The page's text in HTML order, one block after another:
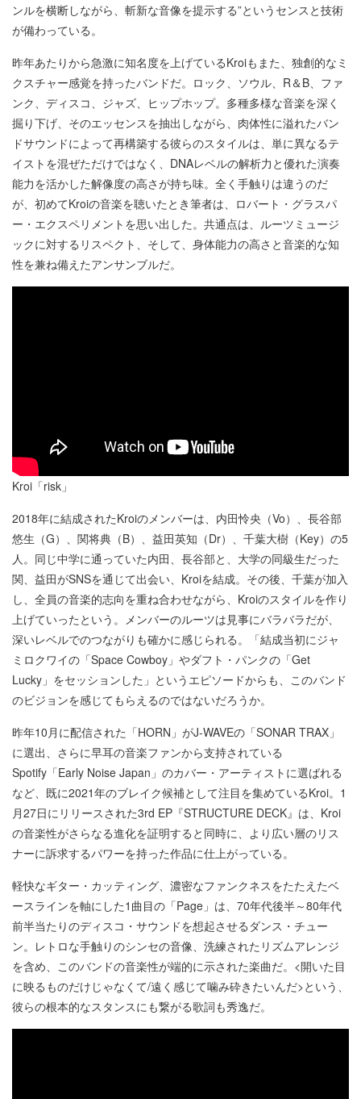
ンルを横断しながら、斬新な音像を提示する”というセンスと技術
が備わっている。
昨年あたりから急激に知名度を上げているKroiもまた、独創的なミ
クスチャー感覚を持ったバンドだ。ロック、ソウル、R＆B、ファ
ンク、ディスコ、ジャズ、ヒップホップ。多種多様な音楽を深く
掘り下げ、そのエッセンスを抽出しながら、肉体性に溢れたバン
ドサウンドによって再構築する彼らのスタイルは、単に異なるテ
イストを混ぜただけではなく、DNAレベルの解析力と優れた演奏
能力を活かした解像度の高さが持ち味。全く手触りは違うのだ
が、初めてKroiの音楽を聴いたとき筆者は、ロバート・グラスパ
ー・エクスペリメントを思い出した。共通点は、ルーツミュージ
ックに対するリスペクト、そして、身体能力の高さと音楽的な知
性を兼ね備えたアンサンブルだ。
Kroi「risk」
2018年に結成されたKroiのメンバーは、内田怜央（Vo）、長谷部
悠生（G）、関将典（B）、益田英知（Dr）、千葉大樹（Key）の5
人。同じ中学に通っていた内田、長谷部と、大学の同級生だった
関、益田がSNSを通じて出会い、Kroiを結成。その後、千葉が加入
し、全員の音楽的志向を重ね合わせながら、Kroiのスタイルを作り
上げていったという。メンバーのルーツは見事にバラバラだが、
深いレベルでのつながりも確かに感じられる。「結成当初にジャ
ミロクワイの「Space Cowboy」やダフト・パンクの「Get
Lucky」をセッションした」というエピソードからも、このバンド
のビジョンを感じてもらえるのではないだろうか。
昨年10月に配信された「HORN」がJ-WAVEの「SONAR TRAX」
に選出、さらに早耳の音楽ファンから支持されている
Spotify「Early Noise Japan」のカバー・アーティストに選ばれる
など、既に2021年のブレイク候補として注目を集めているKroi。1
月27日にリリースされた3rd EP『STRUCTURE DECK』は、Kroi
の音楽性がさらなる進化を証明すると同時に、より広い層のリス
ナーに訴求するパワーを持った作品に仕上がっている。
軽快なギター・カッティング、濃密なファンクネスをたたえたベ
ースラインを軸にした1曲目の「Page」は、70年代後半～80年代
前半当たりのディスコ・サウンドを想起させるダンス・チュー
ン。レトロな手触りのシンセの音像、洗練されたリズムアレンジ
を含め、このバンドの音楽性が端的に示された楽曲だ。<開いた目
に映るものだけじゃなくて/遠く感じて噛み砕きたいんだ>という、
彼らの根本的なスタンスにも繋がる歌詞も秀逸だ。